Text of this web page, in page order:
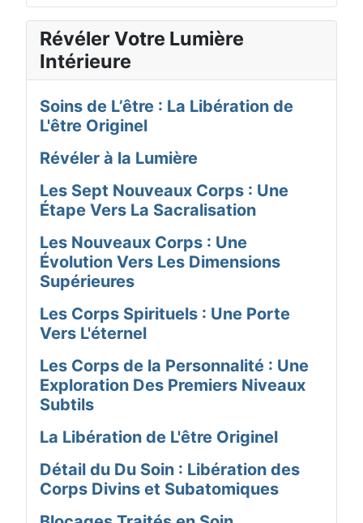
Révéler Votre Lumière
Intérieure
Soins de L’être : La Libération de
L'être Originel
Révéler à la Lumière
Les Sept Nouveaux Corps : Une
Étape Vers La Sacralisation
Les Nouveaux Corps : Une
Évolution Vers Les Dimensions
Supérieures
Les Corps Spirituels : Une Porte
Vers L'éternel
Les Corps de la Personnalité : Une
Exploration Des Premiers Niveaux
Subtils
La Libération de L'être Originel
Détail du Du Soin : Libération des
Corps Divins et Subatomiques